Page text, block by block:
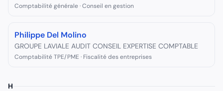
Comptabilité générale · Conseil en gestion
Philippe Del Molino
GROUPE LAVIALE AUDIT CONSEIL EXPERTISE COMPTABLE
Comptabilité TPE/PME · Fiscalité des entreprises
H